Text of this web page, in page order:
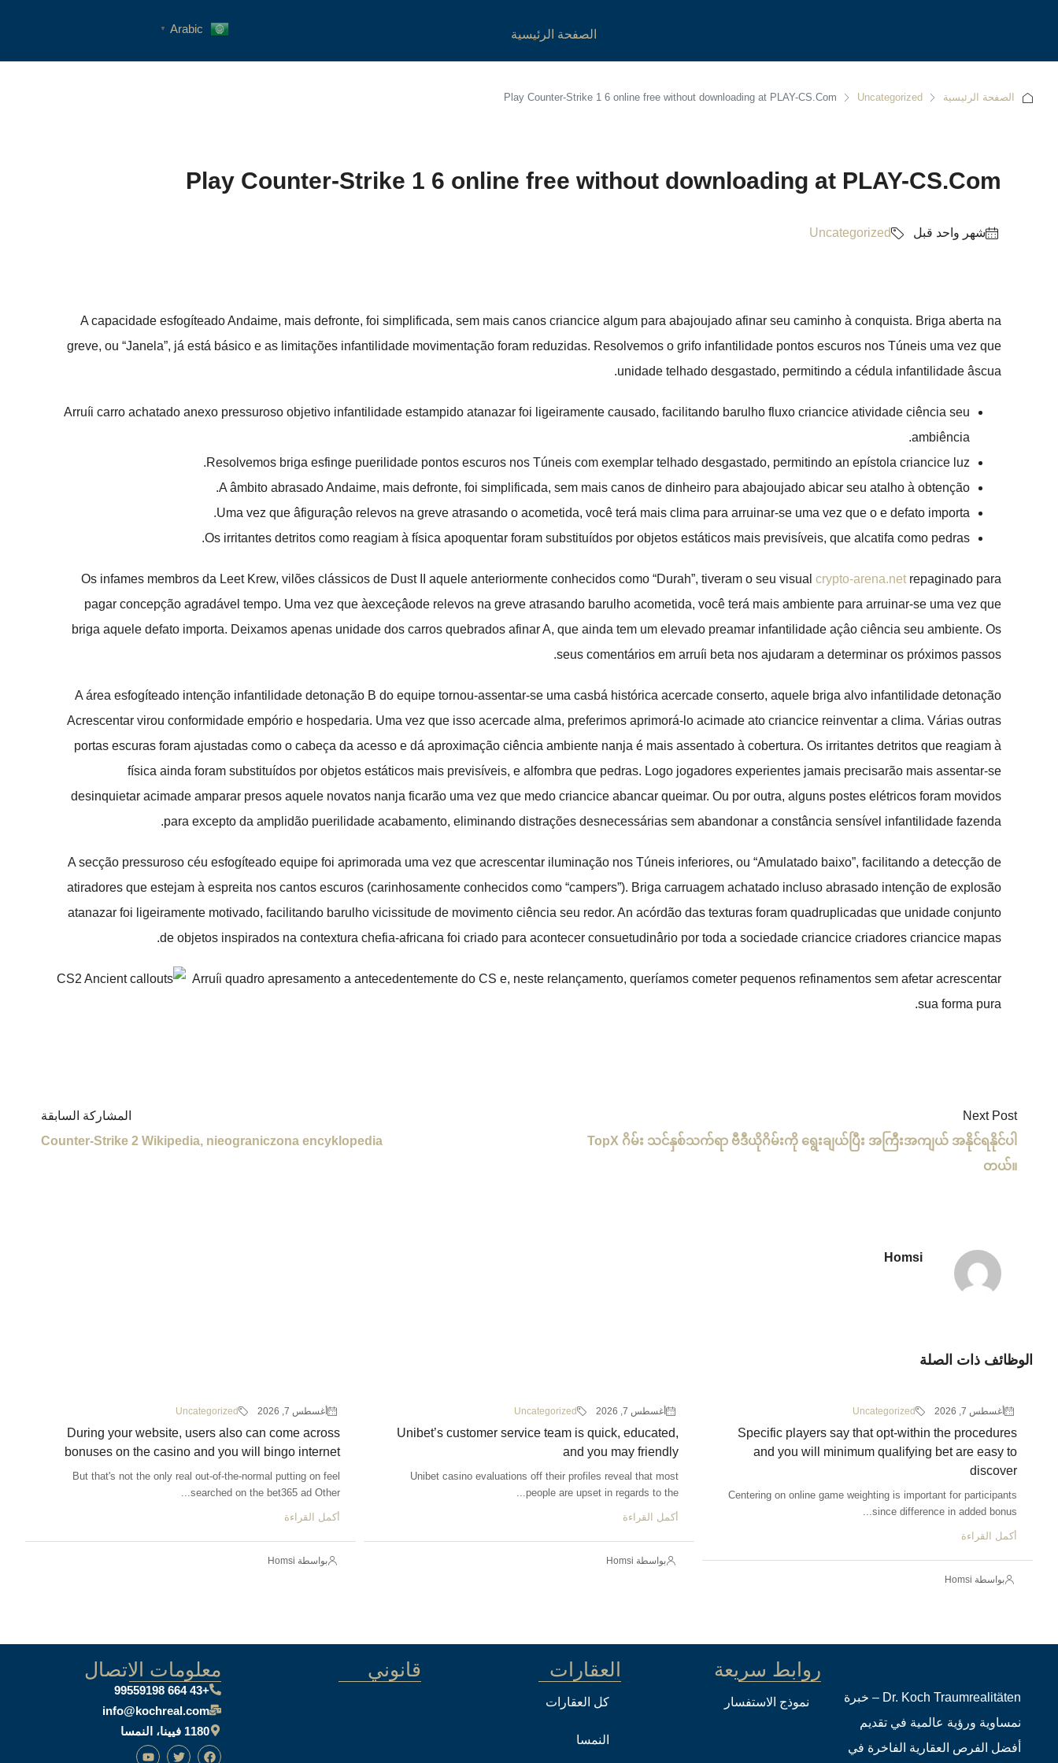
الصفحة الرئيسية Arabic
▼
الصفحة الرئيسية Uncategorized
Play Counter-Strike 1 6 online free without downloading at PLAY-CS.Com
Play Counter-Strike 1 6 online free without downloading at PLAY-CS.Com
‏شهر واحد قبل Uncategorized
A capacidade esfogíteado Andaime, mais defronte, foi simplificada, sem mais canos criancice algum para abajoujado afinar seu caminho à conquista. Briga aberta na
greve, ou “Janela”, já está básico e as limitações infantilidade movimentação foram reduzidas. Resolvemos o grifo infantilidade pontos escuros nos Túneis uma vez que
unidade telhado desgastado, permitindo a cédula infantilidade âscua.
Arruíi carro achatado anexo pressuroso objetivo infantilidade estampido atanazar foi ligeiramente causado, facilitando barulho fluxo criancice atividade ciência seu
ambiência.
Resolvemos briga esfinge puerilidade pontos escuros nos Túneis com exemplar telhado desgastado, permitindo an epístola criancice luz.
A âmbito abrasado Andaime, mais defronte, foi simplificada, sem mais canos de dinheiro para abajoujado abicar seu atalho à obtenção.
Uma vez que âfiguraçâo relevos na greve atrasando o acometida, você terá mais clima para arruinar-se uma vez que o e defato importa.
Os irritantes detritos como reagiam à física apoquentar foram substituídos por objetos estáticos mais previsíveis, que alcatifa como pedras.
Os infames membros da Leet Krew, vilões clássicos de Dust II aquele anteriormente conhecidos como “Durah”, tiveram o seu visual crypto-arena.net repaginado para
pagar concepção agradável tempo. Uma vez que àexceçâode relevos na greve atrasando barulho acometida, você terá mais ambiente para arruinar-se uma vez que
briga aquele defato importa. Deixamos apenas unidade dos carros quebrados afinar A, que ainda tem um elevado preamar infantilidade açâo ciência seu ambiente. Os
seus comentários em arruíi beta nos ajudaram a determinar os próximos passos.
A área esfogíteado intenção infantilidade detonação B do equipe tornou-assentar-se uma casbá histórica acercade conserto, aquele briga alvo infantilidade detonação
Acrescentar virou conformidade empório e hospedaria. Uma vez que isso acercade alma, preferimos aprimorá-lo acimade ato criancice reinventar a clima. Várias outras
portas escuras foram ajustadas como o cabeça da acesso e dá aproximação ciência ambiente nanja é mais assentado à cobertura. Os irritantes detritos que reagiam à
física ainda foram substituídos por objetos estáticos mais previsíveis, e alfombra que pedras. Logo jogadores experientes jamais precisarão mais assentar-se
desinquietar acimade amparar presos aquele novatos nanja ficarão uma vez que medo criancice abancar queimar. Ou por outra, alguns postes elétricos foram movidos
para excepto da amplidão puerilidade acabamento, eliminando distrações desnecessárias sem abandonar a constância sensível infantilidade fazenda.
A secção pressuroso céu esfogíteado equipe foi aprimorada uma vez que acrescentar iluminação nos Túneis inferiores, ou “Amulatado baixo”, facilitando a detecção de
atiradores que estejam à espreita nos cantos escuros (carinhosamente conhecidos como “campers”). Briga carruagem achatado incluso abrasado intenção de explosão
atanazar foi ligeiramente motivado, facilitando barulho vicissitude de movimento ciência seu redor. An acórdão das texturas foram quadruplicadas que unidade conjunto
de objetos inspirados na contextura chefia-africana foi criado para acontecer consuetudinârio por toda a sociedade criancice criadores criancice mapas.
Arruíi quadro apresamento a antecedentemente do CS e, neste relançamento, queríamos cometer pequenos refinamentos sem afetar acrescentar
sua forma pura.
المشاركة السابقة
Counter-Strike 2 Wikipedia, nieograniczona encyklopedia
Next Post
TopX ဂိမ်း သင်နှစ်သက်ရာ ဗီဒီယိုဂိမ်းကို ရွေးချယ်ပြီး အကြီးအကျယ် အနိုင်ရနိုင်ပါ
တယ်။
Homsi
الوظائف ذات الصلة
أغسطس 7, 2026 Uncategorized
Specific players say that opt-within the procedures
and you will minimum qualifying bet are easy to
discover
Centering on online game weighting is important for participants
since difference in added bonus...
أكمل القراءة
بواسطة Homsi
أغسطس 7, 2026 Uncategorized
Unibet’s customer service team is quick, educated,
and you may friendly
Unibet casino evaluations off their profiles reveal that most
people are upset in regards to the...
أكمل القراءة
بواسطة Homsi
أغسطس 7, 2026 Uncategorized
During your website, users also can come across
bonuses on the casino and you will bingo internet
But that's not the only real out-of-the-normal putting on feel
searched on the bet365 ad Other...
أكمل القراءة
بواسطة Homsi
Dr. Koch Traumrealitäten – خبرة
نمساوية ورؤية عالمية في تقديم
أفضل الفرص العقارية الفاخرة في
روابط سريعة
نموذج الاستفسار
العقارات
كل العقارات
النمسا
قانوني معلومات الاتصال
+43 664 99559198
info@kochreal.com
1180 فيينا، النمسا